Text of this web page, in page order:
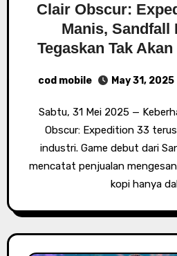
Clair Obscur:
Manis, Sandfall
Tegaskan Tak
cod mobile May 31, 2025
Sabtu, 31 Mei 2025 — Keberhasilan gemilang Clair
Obscur: Expedition 33
industri. Game debut dari
mencatat penjualan
kopi hanya